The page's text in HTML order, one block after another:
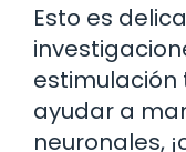
Esto es
estimulación
ayudar a
neuronales,